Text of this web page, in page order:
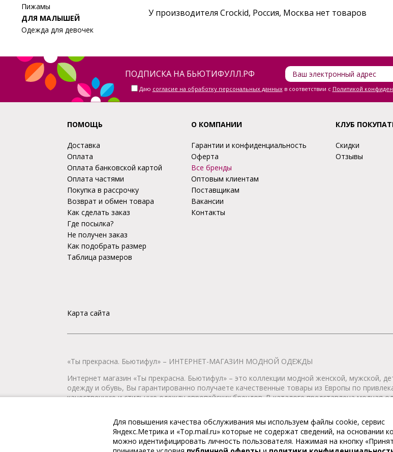
Пижамы
ДЛЯ МАЛЫШЕЙ
Одежда для девочек
У производителя Crockid, Россия, Москва нет товаров
ПОДПИСКА НА БЬЮТИФУЛЛ.РФ
Даю согласие на обработку персональных данныхв соответствии с Политикой
ПОМОЩЬ
Доставка
Оплата
Оплата банковской картой
Оплата частями
Покупка в рассрочку
Возврат и обмен товара
Как сделать заказ
Где посылка?
Не получен заказ
Как подобрать размер
Таблица размеров
Карта сайта
О КОМПАНИИ
Гарантии и конфиденциальность
Оферта
Все бренды
Оптовым клиентам
Поставщикам
Вакансии
Контакты
КЛУБ
Скидки
Отзывы
«Ты прекрасна. Бьютифул» – ИНТЕРНЕТ-МАГАЗИН МОДНОЙ ОДЕЖДЫ
Интернет магазин «Ты прекрасна. Бьютифул» – это коллекции модной женской, мужской,
одежду и обувь, Вы гарантированно получаете качественные товары из Европы по
качественную и стильную одежду европейских брендов. В каталоге представлена модная
© 2009-2026. «Ты прекрасна. Бьютифул» – интернет-магазин модной одежды. Все права
Для повышения качества обслуживания мы используем файлы cookie, сервис
Яндекс.Метрика и «Top.mail.ru» которые не содержат сведений, на основании
можно идентифицировать личность пользователя. Нажимая на кнопку